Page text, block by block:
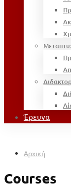
Έρευνα
Αρχική
Courses